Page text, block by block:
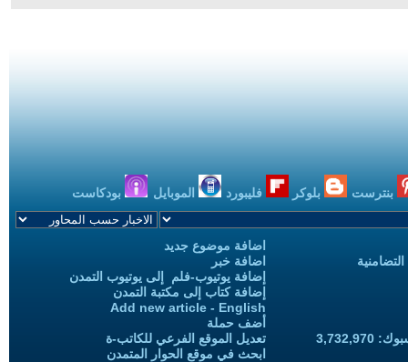
بنترست بلوكر فليبورد الموبايل بودكاست
اضافة موضوع جديد
اضافة خبر
إضافة يوتيوب-فلم إلى يوتيوب التمدن
إضافة كتاب إلى مكتبة التمدن
Add new article - English
أضف حملة
تعديل الموقع الفرعي للكاتب-ة
ابحث في موقع الحوار المتمدن